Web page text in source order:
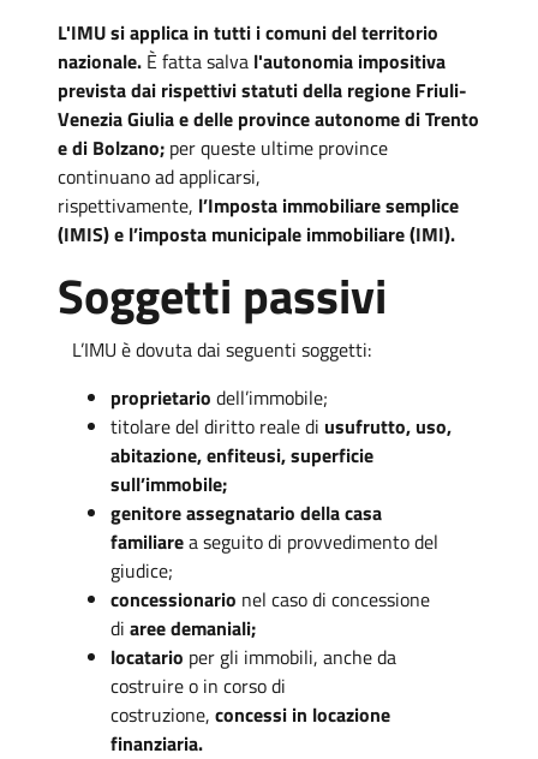
L'IMU si applica in tutti i comuni del territorio
nazionale. È fatta salva l'autonomia impositiva
prevista dai rispettivi statuti della regione Friuli-
Venezia Giulia e delle province autonome di Trento
e di Bolzano; per queste ultime province
continuano ad applicarsi,
rispettivamente, l’Imposta immobiliare semplice
(IMIS) e l’imposta municipale immobiliare (IMI).
Soggetti passivi
L’IMU è dovuta dai seguenti soggetti:
proprietario dell’immobile;
titolare del diritto reale di usufrutto, uso,
abitazione, enfiteusi, superficie
sull’immobile;
genitore assegnatario della casa
familiarea seguito di provvedimento del
giudice;
concessionario nel caso di concessione
di aree demaniali;
locatario per gli immobili, anche da
costruire o in corso di
costruzione, concessi in locazione
finanziaria.